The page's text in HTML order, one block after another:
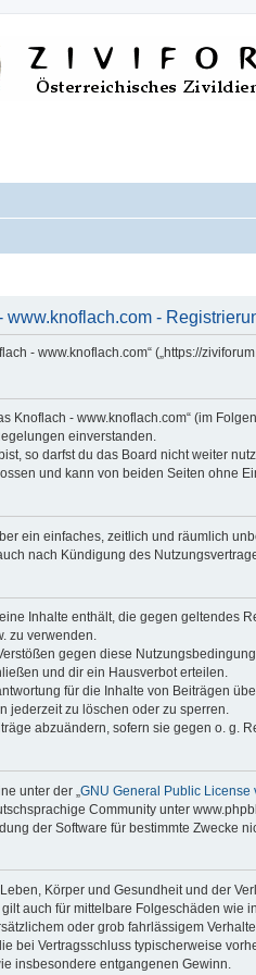
-
- www.knoflach.com“ („https://
Knoflach - www.knoflach.com“ (im
einverstanden.
so darfst du das Board nicht weiter
und kann von beiden Seiten ohne
ein einfaches, zeitlich und räumlich
nach Kündigung des
Inhalte enthält, die gegen geltendes
zu verwenden.
gegen diese
und dir ein Hausverbot erteilen.
für die Inhalte von Beiträgen
jederzeit zu löschen oder zu sperren.
abzuändern, sofern sie gegen o.
unter der „ GNU General Public License
Community unter
der Software für bestimmte Zwecke
Körper und Gesundheit und der
auch für mittelbare Folgeschäden wie
oder grob fahrlässigem
bei Vertragsschluss typischerweise
insbesondere entgangenen Gewinn.